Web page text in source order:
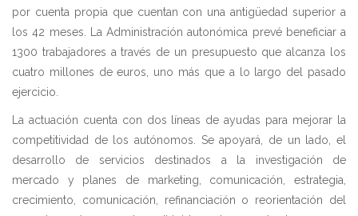
por cuenta propia que cuentan con una antigüedad superior a
los 42 meses. La Administración autonómica prevé beneficiar a
1300 trabajadores a través de un presupuesto que alcanza los
cuatro millones de euros, uno más que a lo largo del pasado
ejercicio.
La actuación cuenta con dos líneas de ayudas para mejorar la
competitividad de los autónomos. Se apoyará, de un lado, el
desarrollo de servicios destinados a la investigación de
mercado y planes de marketing, comunicación, estrategia,
crecimiento, comunicación, refinanciación o reorientación del